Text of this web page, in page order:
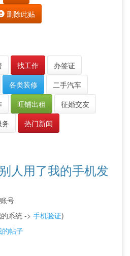
删除此贴
找工作
办签证
各类装修
二手汽车
旺铺出租
征婚交友
热门新闻
别人用了我的手机发
号
系统 -> 手机验证)
帖子